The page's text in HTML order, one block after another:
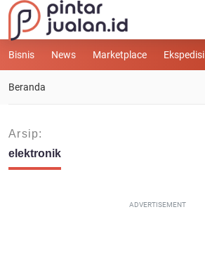
Bisnis News Marketplace Ekspedisi
Beranda
Arsip:
elektronik
ADVERTISEMENT